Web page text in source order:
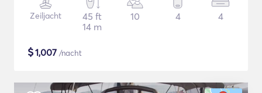
Zeiljacht
45 ft
14 m
10 4 4
$1,007 /nacht